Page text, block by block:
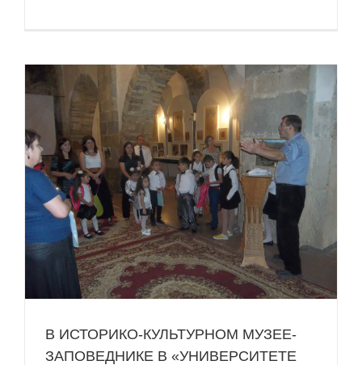
В ИСТОРИКО-КУЛЬТУРНОМ МУЗЕЕ-
ЗАПОВЕДНИКЕ В «УНИВЕРСИТЕТЕ